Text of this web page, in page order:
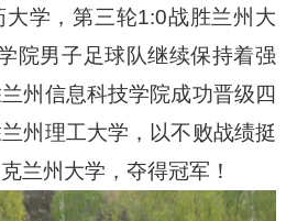
学，第三轮1:0战胜兰州大
院男子足球队继续保持着强
州信息科技学院成功晋级四
州理工大学，以不败战绩挺
兰州大学，夺得冠军！